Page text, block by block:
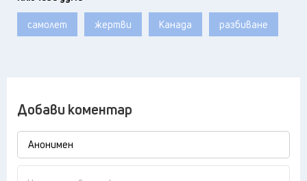
самолет жертви Канада разбиване
Добави коментар